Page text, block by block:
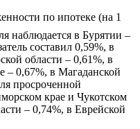
по ипотеке (на 1
наблюдается в Бурятии –
составил 0,59%, в
области – 0,61%, в
– 0,67%, в Магаданской
просроченной
крае и Чукотском
– 0,74%, в Еврейской